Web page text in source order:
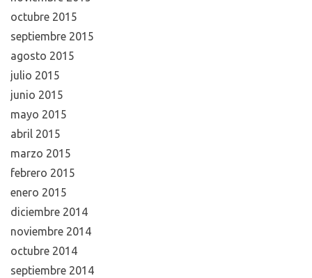
octubre 2015
septiembre 2015
agosto 2015
julio 2015
junio 2015
mayo 2015
abril 2015
marzo 2015
febrero 2015
enero 2015
diciembre 2014
noviembre 2014
octubre 2014
septiembre 2014